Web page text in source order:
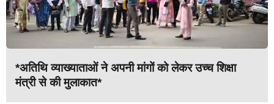
*अतिथि व्याख्याताओं ने अपनी मांगों को लेकर उच्च शिक्षा
मंत्री से की मुलाकात*